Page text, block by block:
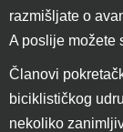
razmišljate o
A poslije možete
Članovi
biciklističkog
nekoliko